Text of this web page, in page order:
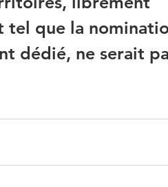
tel que la
dédié, ne serait